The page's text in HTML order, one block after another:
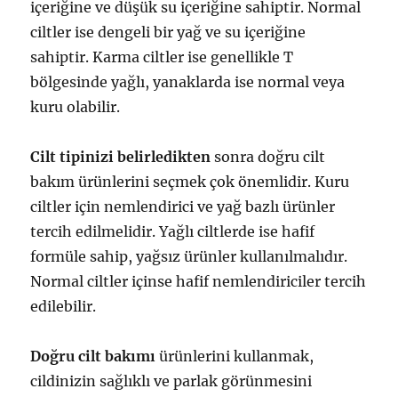
içeriğine ve düşük su içeriğine sahiptir. Normal
ciltler ise dengeli bir yağ ve su içeriğine
sahiptir. Karma ciltler ise genellikle T
bölgesinde yağlı, yanaklarda ise normal veya
kuru olabilir.
Cilt tipinizi belirledikten sonra doğru cilt
bakım ürünlerini seçmek çok önemlidir. Kuru
ciltler için nemlendirici ve yağ bazlı ürünler
tercih edilmelidir. Yağlı ciltlerde ise hafif
formüle sahip, yağsız ürünler kullanılmalıdır.
Normal ciltler içinse hafif nemlendiriciler tercih
edilebilir.
Doğru cilt bakımı ürünlerini kullanmak,
cildinizin sağlıklı ve parlak görünmesini